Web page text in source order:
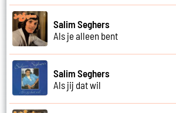
Salim Seghers
Als je alleen bent
Salim Seghers
Als jij dat wil